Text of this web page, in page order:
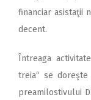
financiar asistaţii
decent.
Întreaga
treia“ se
preamilostivului